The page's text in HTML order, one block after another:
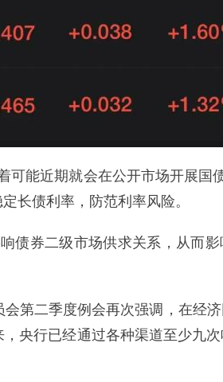
可能近期就会在公开市场开展国
长债利率，防范利率风险。
债券二级市场供求关系，从而
第二季度例会再次强调，在经
央行已经通过各种渠道至少九次